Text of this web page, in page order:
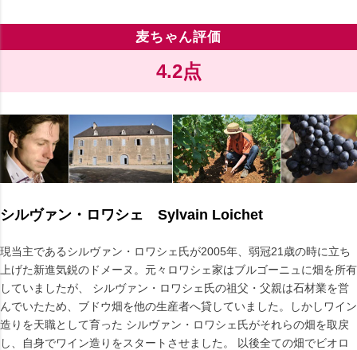
麦ちゃん評価
4.2点
シルヴァン・ロワシェ Sylvain Loichet
現当主であるシルヴァン・ロワシェ氏が2005年、弱冠21歳の時に立ち
上げた新進気鋭のドメーヌ。元々ロワシェ家はブルゴーニュに畑を所有
していましたが、 シルヴァン・ロワシェ氏の祖父・父親は石材業を営
んでいたため、ブドウ畑を他の生産者へ貸していました。しかしワイン
造りを天職として育った シルヴァン・ロワシェ氏がそれらの畑を取戻
し、自身でワイン造りをスタートさせました。 以後全ての畑でビオロ